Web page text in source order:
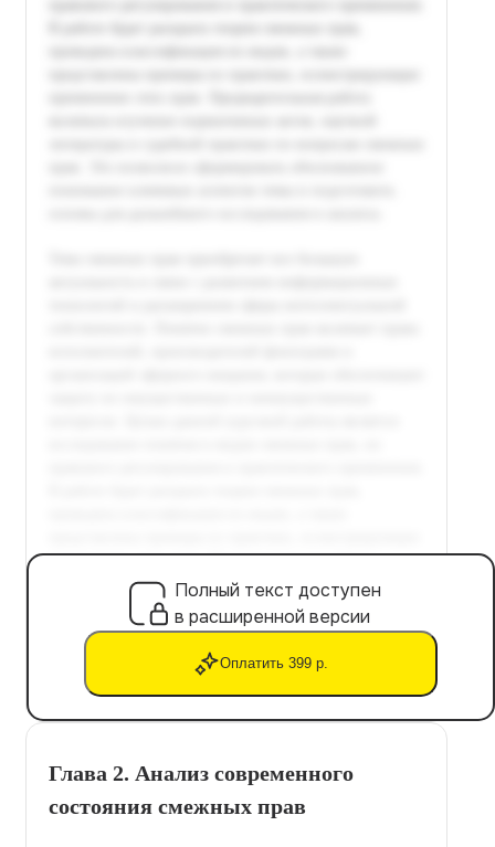
Полный текст доступен
в расширенной версии
Оплатить 399 р.
Глава 2. Анализ современного
состояния смежных прав